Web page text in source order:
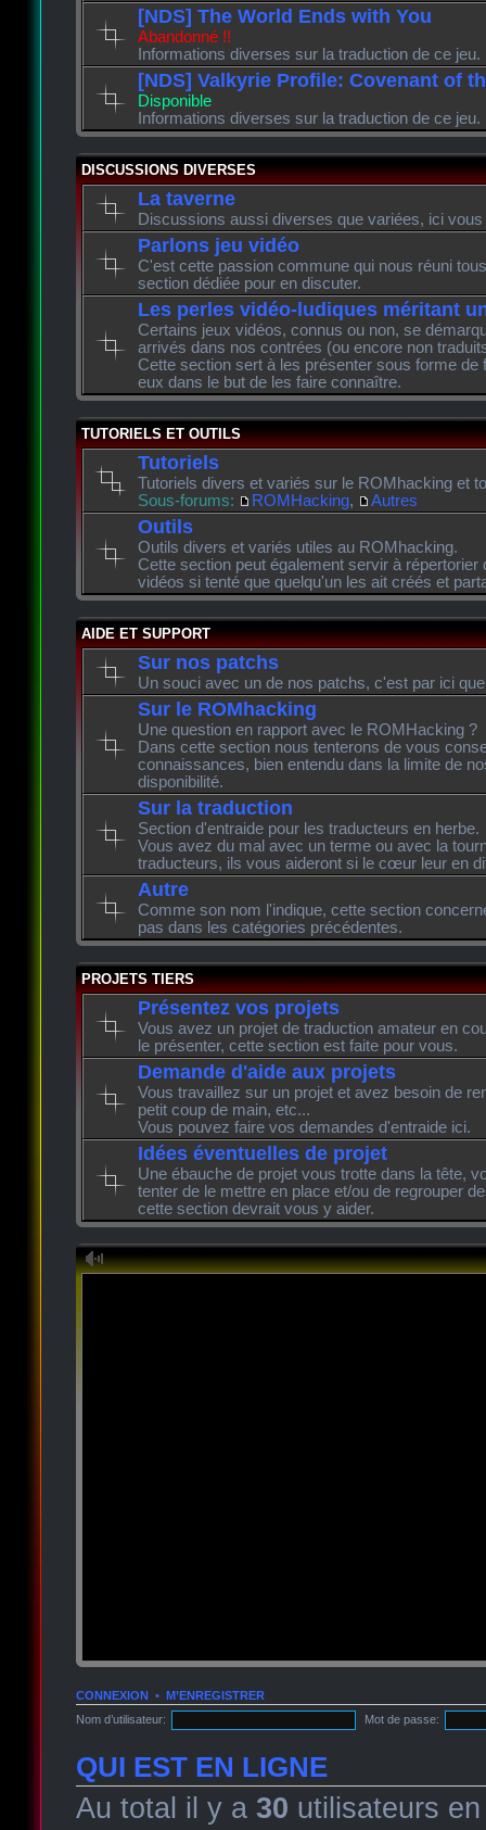
[NDS] The World Ends with You
Abandonné !!
Informations diverses sur la traduction de ce jeu.
[NDS] Valkyrie Profile: Covenant of
Disponible
Informations diverses sur la traduction de ce jeu.
DISCUSSIONS DIVERSES
La taverne
Discussions aussi diverses que variées, ici
Parlons jeu vidéo
C'est cette passion commune qui nous réuni
section dédiée pour en discuter.
Les perles vidéo-ludiques méritant
Certains jeux vidéos, connus ou non, se
arrivés dans nos contrées (ou encore non
Cette section sert à les présenter sous forme de
eux dans le but de les faire connaître.
TUTORIELS ET OUTILS
Tutoriels
Tutoriels divers et variés sur le ROMhacking et
Sous-forums:
ROMHacking, Autres
Outils
Outils divers et variés utiles au ROMhacking.
Cette section peut également servir à
vidéos si tenté que quelqu'un les ait créés et
AIDE ET SUPPORT
Sur nos patchs
Un souci avec un de nos patchs, c'est par ici
Sur le ROMhacking
Une question en rapport avec le ROMHacking ?
Dans cette section nous tenterons de vous
connaissances, bien entendu dans la limite de
disponibilité.
Sur la traduction
Section d'entraide pour les traducteurs en herbe.
Vous avez du mal avec un terme ou avec la
traducteurs, ils vous aideront si le cœur leur en
Autre
Comme son nom l'indique, cette section
pas dans les catégories précédentes.
PROJETS TIERS
Présentez vos projets
Vous avez un projet de traduction amateur en
le présenter, cette section est faite pour vous.
Demande d'aide aux projets
Vous travaillez sur un projet et avez besoin de
petit coup de main, etc...
Vous pouvez faire vos demandes d'entraide ici.
Idées éventuelles de projet
Une ébauche de projet vous trotte dans la tête,
tenter de le mettre en place et/ou de regrouper
cette section devrait vous y aider.
CONNEXION • M’ENREGISTRER
Nom d’utilisateur:
Mot de passe:
QUI EST EN LIGNE
Au total il y a 30 utilisateurs